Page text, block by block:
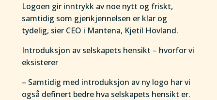
Logoen gir inntrykk av noe nytt og friskt,
samtidig som gjenkjennelsen er klar og
tydelig, sier CEO i Mantena, Kjetil Hovland.
Introduksjon av selskapets hensikt – hvorfor vi
eksisterer
– Samtidig med introduksjon av ny logo har vi
også definert bedre hva selskapets hensikt er.